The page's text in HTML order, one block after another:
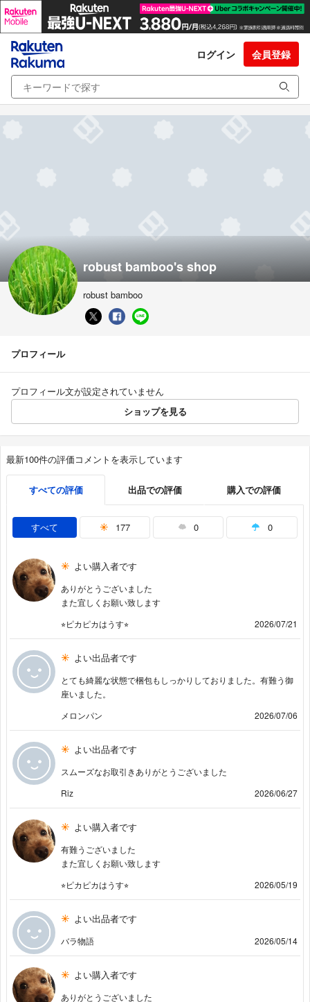
ログイン 会員登録
robust bamboo's shop
robust bamboo
プロフィール
プロフィール文が設定されていません
ショップを見る
最新100件の評価コメントを表示しています
すべての評価 出品での評価 購入での評価
すべて 177 0 0
よい購入者です
ありがとうございました
また宜しくお願い致します
⭐︎ピカピカはうす⭐︎
2026/07/21
よい出品者です
とても綺麗な状態で梱包もしっかりしておりました。有難う御
座いました。
メロンパン
2026/07/06
よい出品者です
スムーズなお取引きありがとうございました
Riz
2026/06/27
よい購入者です
有難うございました
また宜しくお願い致します
⭐︎ピカピカはうす⭐︎
2026/05/19
よい出品者です
バラ物語 2026/05/14
よい購入者です
ありがとうございました